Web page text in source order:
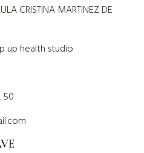
CRISTINA MARTINEZ DE
up health studio
50